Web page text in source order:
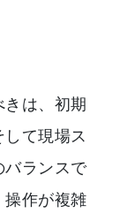
きは、初期
て現場ス
バランスで
操作が複雑